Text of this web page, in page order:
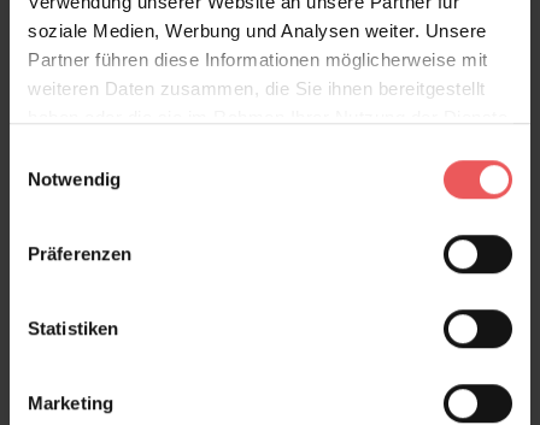
soziale Medien, Werbung und Analysen weiter. Unsere
Partner führen diese Informationen möglicherweise mit
weiteren Daten zusammen, die Sie ihnen bereitgestellt
Notwendig
Präferenzen
Statistiken
Marketing
Scales